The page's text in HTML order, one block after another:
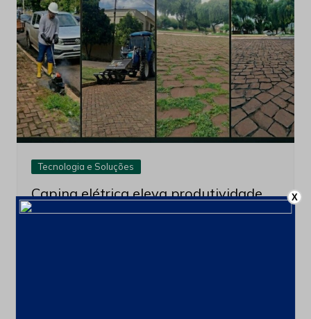
2 de julho de 2026
X